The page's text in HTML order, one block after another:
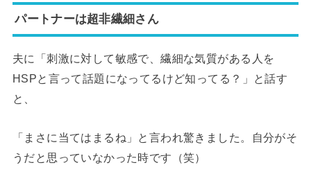
パートナーは超非繊細さん
夫に「刺激に対して敏感で、繊細な気質がある人を
HSPと言って話題になってるけど知ってる？」と話す
と、
「まさに当てはまるね」と言われ驚きました。自分がそ
うだと思っていなかった時です（笑）